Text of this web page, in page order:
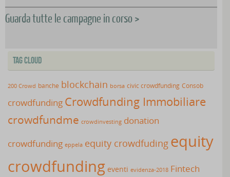
Guarda tutte le campagne in corso >
Tag Cloud
200 Crowd banche blockchain borsa civic crowdfunding Consob
crowdfunding Crowdfunding Immobiliare
crowdfundme crowdinvesting donation
crowdfunding eppela equity crowdfuding equity
crowdfunding eventi evidenza-2018 Fintech